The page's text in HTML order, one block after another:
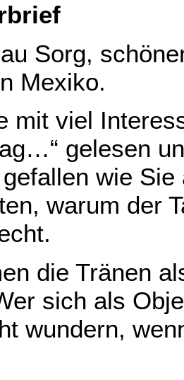
Sorg,
Mexiko.
mit viel
gelesen
wie Sie
warum der
die Tränen
sich als
wundern,